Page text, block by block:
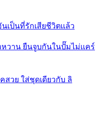
เป็นที่รักเสียชีวิตเเล้ว
วาน ยืนจูบกันในปั๊มไม่เเคร์
วย ใส่ชุดเดียวกับ ลิ